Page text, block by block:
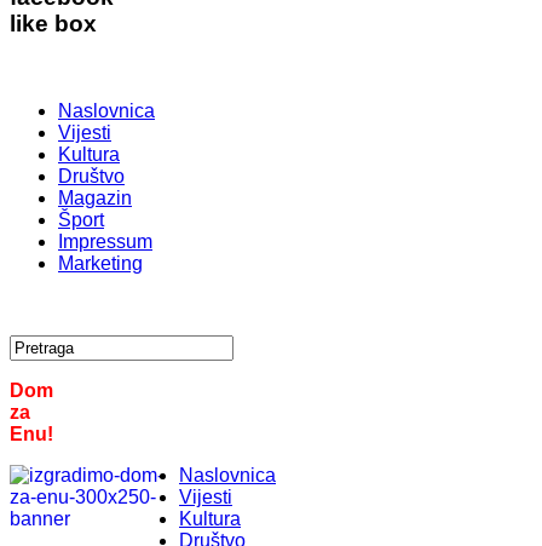
like box
Naslovnica
Vijesti
Kultura
Društvo
Magazin
Šport
Impressum
Marketing
Dom
za
Enu!
Naslovnica
Vijesti
Kultura
Društvo